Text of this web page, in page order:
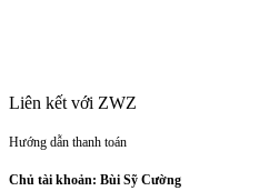
Liên kết với ZWZ
Hướng dẫn thanh toán
Chủ tài khoản: Bùi Sỹ Cường